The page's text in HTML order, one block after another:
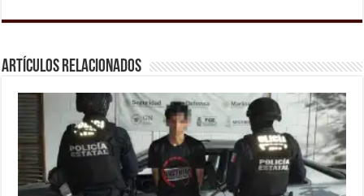
Artículos relacionados